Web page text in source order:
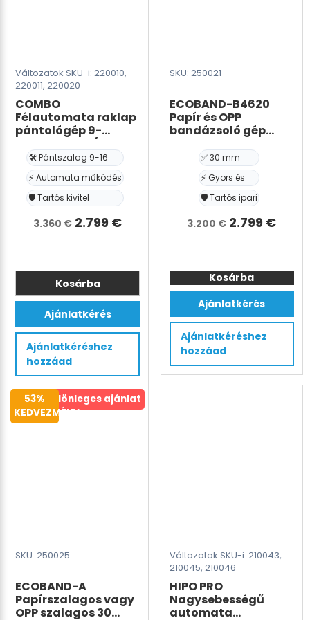
Változatok SKU-i: 220010,
220011, 220020
COMBO
Félautomata raklap
pántológép 9-
16mm-es PET/PP
pántszalaghoz
🛠️ Pántszalag 9-16
⚡ Automata működés
🛡️ Tartós kivitel
3.360€ Det
var:
3.360 €.
2.799 €Det
2.799 €.
Kosárba
Ennek
terméknek
több
variációja
van.
változatok
Ajánlatkérés
Ajánlatkéréshez
hozzáad
SKU: 250021
ECOBAND-B4620
Papír és OPP
bandázsoló gép
✅ 30 mm
⚡ Gyors és
🛡️ Tartós ipari
3.200€ Det
var:
3.200 €.
2.799 €Det
Papír
és
OPP
bandázsoló
gép
30mm
mennyiség
Kosárba
Ajánlatkérés
Ajánlatkéréshez
hozzáad
Különleges ajánlat
53%
KEDVEZMÉNY
SKU: 250025
ECOBAND-A
Papírszalagos vagy
OPP szalagos 30
Változatok SKU-i: 210043,
210045, 210046
HIPO PRO
Nagysebességű
automata